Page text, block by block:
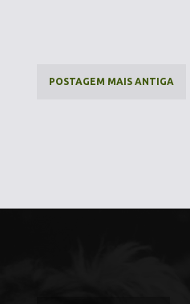
POSTAGEM MAIS ANTIGA